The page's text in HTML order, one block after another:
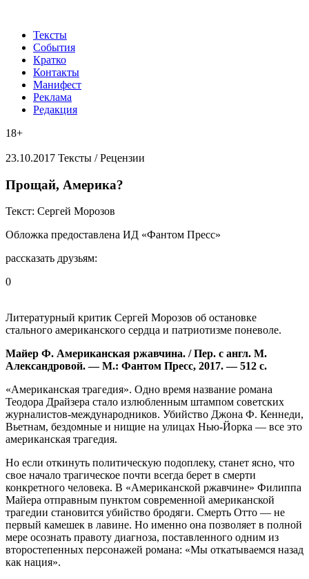
Тексты
События
Кратко
Контакты
Манифест
Реклама
Редакция
18+
23.10.2017 Тексты /Рецензии
​Прощай, Америка?
Текст: Сергей Морозов
Обложка предоставлена ИД «Фантом Пресс»
рассказать друзьям:
0
Литературный критик Сергей Морозов об остановке
стального американского сердца и патриотизме поневоле.
Майер Ф. Американская ржавчина. / Пер. с англ. М.
Александровой. — М.: Фантом Пресс, 2017. — 512 с.
«Американская трагедия». Одно время название романа
Теодора Драйзера стало излюбленным штампом советских
журналистов-международников. Убийство Джона Ф. Кеннеди,
Вьетнам, бездомные и нищие на улицах Нью-Йорка — все это
американская трагедия.
Но если откинуть политическую подоплеку, станет ясно, что
свое начало трагическое почти всегда берет в смерти
конкретного человека. В «Американской ржавчине» Филиппа
Майера отправным пунктом современной американской
трагедии становится убийство бродяги. Смерть Отто — не
первый камешек в лавине. Но именно она позволяет в полной
мере осознать правоту диагноза, поставленного одним из
второстепенных персонажей романа: «Мы откатываемся назад
как нация».